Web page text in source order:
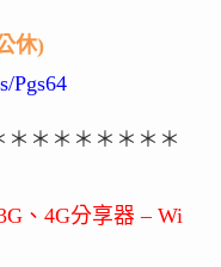
休)
Pgs64
＊＊＊＊＊＊＊
、4G分享器 – Wi